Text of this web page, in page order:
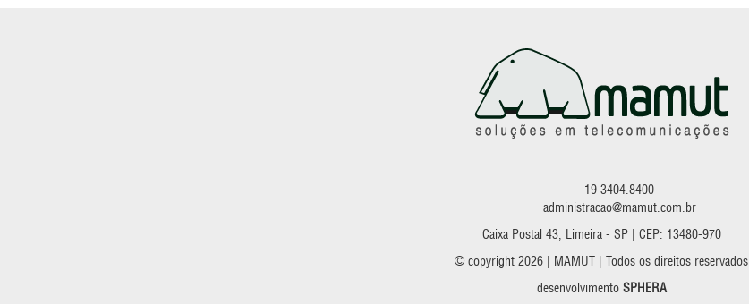
19 3404.8400
administracao@mamut.com.br
Caixa Postal 43, Limeira - SP | CEP: 13480-970
© copyright 2026 | MAMUT | Todos os direitos reservados
desenvolvimento SPHERA